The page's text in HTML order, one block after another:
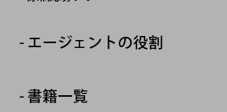
エージェントの役割
書籍一覧